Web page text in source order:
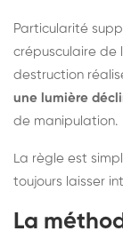
Particularité
crépusculaire de
destruction
une lumière
de manipulation.
La règle est
toujours laisser
La